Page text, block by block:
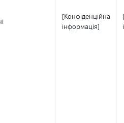
[Конфіденційна
інформація]